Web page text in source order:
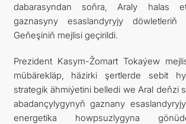
dabarasyndan soňra, Araly halas
gaznasyny esaslandyryjy döwletleriň
Geňeşiniň mejlisi geçirildi.
Prezident Kasym-Žomart Tokaýew
mübärekläp, häzirki şertlerde sebit
strategik ähmiýetini belledi we Aral deňzi
abadançylygynyň gaznany
energetika howpsuzlygyna